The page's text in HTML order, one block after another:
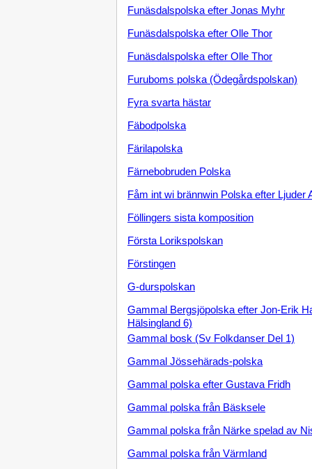
Funäsdalspolska efter Jonas Myhr
Funäsdalspolska efter Olle Thor
Funäsdalspolska efter Olle Thor
Furuboms polska (Ödegårdspolskan)
Fyra svarta hästar
Fäbodpolska
Färilapolska
Färnebobruden Polska
Fåm int wi brännwin Polska efter Ljuder
Föllingers sista komposition
Första Lorikspolskan
Förstingen
G-durspolskan
Gammal Bergsjöpolska efter Jon-Erik
Hälsingland 6)
Gammal bosk (Sv Folkdanser Del 1)
Gammal Jössehärads-polska
Gammal polska efter Gustava Fridh
Gammal polska från Bäsksele
Gammal polska från Närke spelad av
Gammal polska från Värmland